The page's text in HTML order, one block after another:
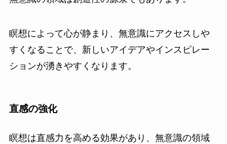
瞑想によって心が静まり、無意識にアクセスしや
すくなることで、新しいアイデアやインスピレー
ションが湧きやすくなります。
直感の強化
瞑想は直感力を高める効果があり、無意識の領域